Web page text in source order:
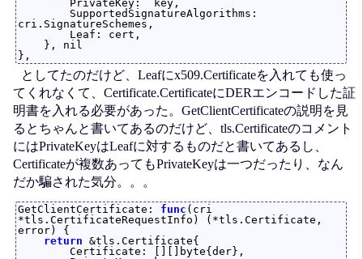
cri.SignatureSchemes,
としてたのだけど、Leafにx509.Certificateを入れても使っ
てくれなくて、Certificate.CertificateにDERエンコードした証
明書を入れる必要があった。GetClientCertificateの説明を見
るとちゃんと書いてあるのだけど、tls.Certificateのコメント
にはPrivateKeyはLeafに対するものだと書いてあるし、
Certificateが複数あってもPrivateKeyは一つだったり、なん
だか騙された気分。。。
GetClientCertificate: func (cri
*tls.CertificateRequestInfo) (*tls.Certificate,
error) {
return &tls.Certificate{
        Certificate: [][]byte{der},